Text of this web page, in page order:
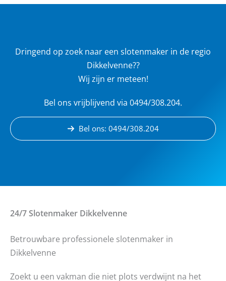
Dringend op zoek naar een slotenmaker in de regio
Dikkelvenne??
Wij zijn er meteen!
Bel ons vrijblijvend via 0494/308.204.
Bel ons: 0494/308.204
24/7 Slotenmaker Dikkelvenne
Betrouwbare professionele slotenmaker in
Dikkelvenne
Zoekt u een vakman die niet plots verdwijnt na het